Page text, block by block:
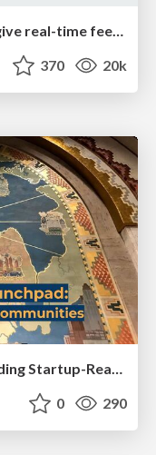
370 20k
From Legacy to Launchpad: Building Startup-Ready Communities
0 290